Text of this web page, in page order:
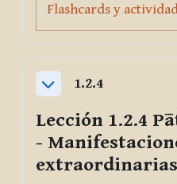
Flashcards y
Collapse
1.2.4
Lección 1.2.4
-
extraordinarias